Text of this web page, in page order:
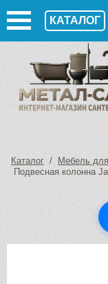
КАТАЛОГ
Каталог / Мебель
Подвесная колонна